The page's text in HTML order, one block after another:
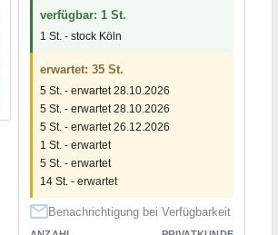
verfügbar: 1 St.
1 St. - stock Köln
erwartet: 35 St.
5 St. - erwartet 28.10.2026
5 St. - erwartet 28.10.2026
5 St. - erwartet 26.12.2026
1 St. - erwartet
5 St. - erwartet
14 St. - erwartet
Benachrichtigung bei Verfügbarkeit